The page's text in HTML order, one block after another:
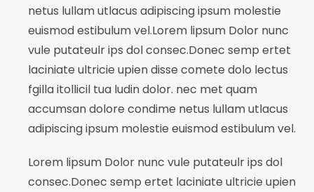
netus lullam utlacus adipiscing ipsum molestie
euismod estibulum vel.Lorem lipsum Dolor nunc
vule putateulr ips dol consec.Donec semp ertet
laciniate ultricie upien disse comete dolo lectus
fgilla itollicil tua ludin dolor. nec met quam
accumsan dolore condime netus lullam utlacus
adipiscing ipsum molestie euismod estibulum vel.
Lorem lipsum Dolor nunc vule putateulr ips dol
consec.Donec semp ertet laciniate ultricie upien